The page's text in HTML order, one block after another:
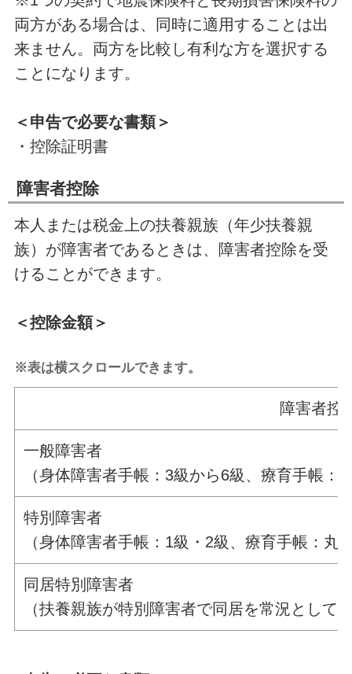
両方がある場合は、同時に適用することは出
来ません。両方を比較し有利な方を選択する
ことになります。
＜申告で必要な書類＞
・控除証明書
障害者控除
本人または税金上の扶養親族（年少扶養親
族）が障害者であるときは、障害者控除を受
けることができます。
＜控除金額＞
※表は横スクロールできます。
障害者控
一般障害者
（身体障害者手帳：3級から6級、療育手帳
特別障害者
（身体障害者手帳：1級・2級、療育手帳：丸
同居特別障害者
（扶養親族が特別障害者で同居を常況として